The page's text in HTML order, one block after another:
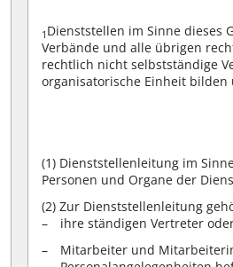
1 Dienststellen im Sinne dieses
Verbände und alle übrigen
rechtlich nicht selbstständige
organisatorische Einheit
(1) Dienststellenleitung im
Personen und Organe der
(2) Zur Dienststellenleitung
ihre ständigen Vertreter
Mitarbeiter und